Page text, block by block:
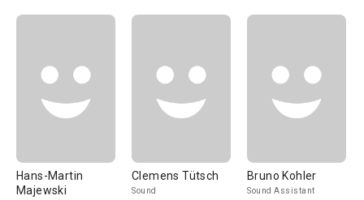
Hans-Martin
Majewski
Clemens Tütsch
Sound
Bruno Kohler
Sound Assistant